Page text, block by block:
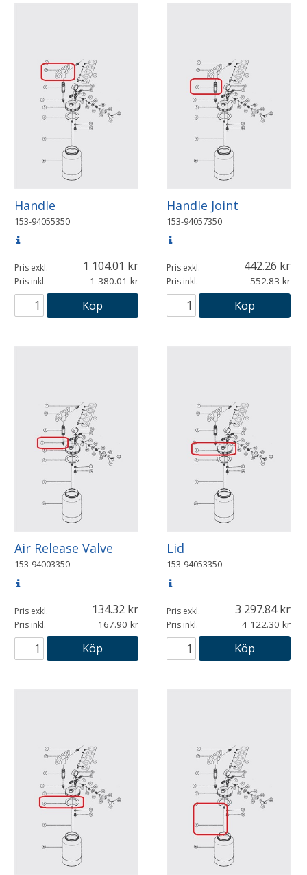
Handle
153-94055350
Pris exkl. 1 104.01
Pris inkl. 1 380.01
Köp
Handle Joint
153-94057350
Pris exkl. 442.26
Pris inkl. 552.83
Köp
Air Release Valve
153-94003350
Pris exkl. 134.32
Pris inkl. 167.90
Köp
Lid
153-94053350
Pris exkl. 3 297.84
Pris inkl. 4 122.30
Köp